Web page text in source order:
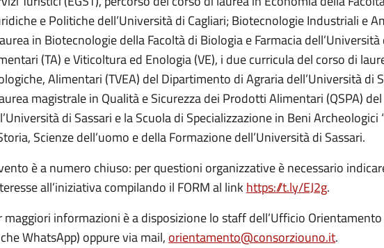
e Politiche dell’Università di Cagliari; Biotecnologie Industriali e
in Biotecnologie della Facoltà di Biologia e Farmacia dell’Università
(TA) e Viticoltura ed Enologia (VE), i due curricula del corso di
Alimentari (TVEA) del Dipartimento di Agraria dell’Università di
magistrale in Qualità e Sicurezza dei Prodotti Alimentari (QSPA)
di Sassari e la Scuola di Specializzazione in Beni
Scienze dell’uomo e della Formazione dell’Università di Sassari.
è a numero chiuso: per questioni organizzative è necessario
all’iniziativa compilando il FORM al link https://t.ly/EJ2g.
maggiori informazioni è a disposizione lo staff dell’Ufficio
WhatsApp) oppure via mail, orientamento@consorziouno.it.